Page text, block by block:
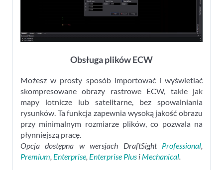
Obsługa plików ECW
Możesz w prosty sposób importować i wyświetlać
skompresowane obrazy rastrowe ECW, takie jak
mapy lotnicze lub satelitarne, bez spowalniania
rysunków. Ta funkcja zapewnia wysoką jakość obrazu
przy minimalnym rozmiarze plików, co pozwala na
płynniejszą pracę.
Opcja dostępna w wersjach DraftSight Professional,
Premium, Enterprise, Enterprise Plus i Mechanical.